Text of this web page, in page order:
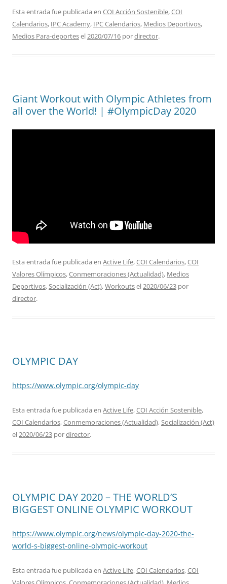
Esta entrada fue publicada en COI Acción Sostenible,COI
Calendarios, IPC Academy, IPC Calendarios, Medios Deportivos,
Medios Para-deportesel2020/07/16 pordirector.
Giant Workout with Olympic Athletes from
all over the World! | #OlympicDay 2020
Esta entrada fue publicada en Active Life,COI Calendarios,COI
Valores Olímpicos,Conmemoraciones (Actualidad), Medios
Deportivos,Socialización (Act),Workoutsel2020/06/23 por
director.
OLYMPIC DAY
https://www.olympic.org/olympic-day
Esta entrada fue publicada en Active Life,COI Acción Sostenible,
COI Calendarios,Conmemoraciones (Actualidad),Socialización (Act)
el2020/06/23 pordirector.
OLYMPIC DAY 2020 – THE WORLD’S
BIGGEST ONLINE OLYMPIC WORKOUT
https://www.olympic.org/news/olympic-day-2020-the-
world-s-biggest-online-olympic-workout
Esta entrada fue publicada en Active Life,COI Calendarios,COI